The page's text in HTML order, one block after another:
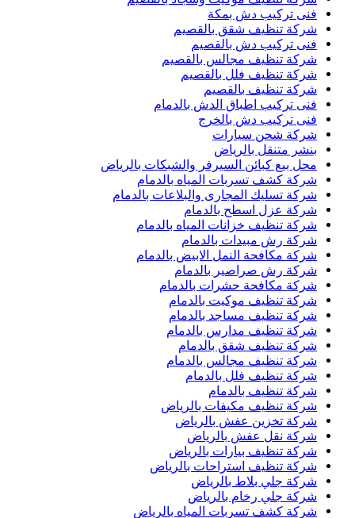
فنى تركيب دش بمكة
شركة تنظيف شقق بالقصيم
فنى تركيب دش بالقصيم
شركة تنظيف مجالس بالقصيم
شركة تنظيف فلل بالقصيم
شركة تنظيف بالقصيم
فنى تركيب اطباق الدش بالدمام
فنى تركيب دش بالخرج
شركة شحن سيارات
بنشر متنقل بالرياض
محل بيع كبائن السيرفر والشبكات بالرياض
شركة كشف تسربات المياه بالدمام
شركة تسليك المجارى والبلاعات بالدمام
شركة عزل اسطح بالدمام
شركة تنظيف خزانات المياه بالدمام
شركة رش مبيدات بالدمام
شركة مكافحة النمل الابيض بالدمام
شركة رش صراصير بالدمام
شركة مكافحة حشرات بالدمام
شركة تنظيف موكيت بالدمام
شركة تنظيف مساجد بالدمام
شركة تنظيف مدارس بالدمام
شركة تنظيف شقق بالدمام
شركة تنظيف مجالس بالدمام
شركة تنظيف فلل بالدمام
شركة تنظيف بالدمام
شركة تنظيف مكيفات بالرياض
شركة تخزين عفش بالرياض
شركة نقل عفش بالرياض
شركة تنظيف بيارات بالرياض
شركة تنظيف استراحات بالرياض
شركة جلي بلاط بالرياض
شركة جلي رخام بالرياض
شركة كشف تسربات المياه بالرياض